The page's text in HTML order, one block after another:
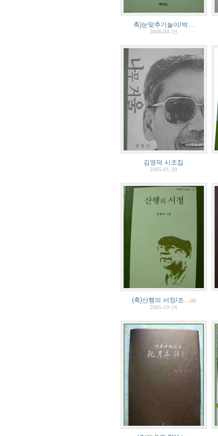
축)눈맞추기놀이/박…
2006-04-19
김영덕 시조집
2005-01-29
(축)산행의 서정/조…(1)
2005-10-24